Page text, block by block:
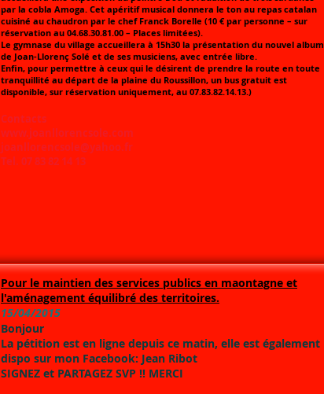
par la cobla Amoga. Cet apéritif musical donnera le ton au repas catalan
cuisiné au chaudron par le chef Franck Borelle (10 € par personne – sur
réservation au 04.68.30.81.00 – Places limitées).
Le gymnase du village accueillera à 15h30 la présentation du nouvel album
de Joan-Llorenç Solé et de ses musiciens, avec entrée libre.
Enfin, pour permettre à ceux qui le désirent de prendre la route en toute
tranquillité au départ de la plaine du Roussillon, un bus gratuit est
disponible, sur réservation uniquement, au 07.83.82.14.13.)
Contacts
www.joanllorencsole.com
joanllorencsole@yahoo.fr
Tel. 07 83 82 14 13
Pour le maintien des services publics en maontagne et
l'aménagement équilibré des territoires.
15/04/2015
Bonjour
La pétition est en ligne depuis ce matin, elle est également
dispo sur mon Facebook: Jean Ribot
SIGNEZ et PARTAGEZ SVP !! MERCI